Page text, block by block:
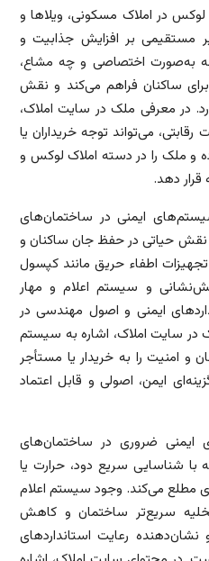
در املاک مسکونی، ویلاها و
بر افزایش جذابیت و
به‌صورت اختصاصی و چه مشاع،
ساکنان فراهم می‌کند و نقش
در معرفی ملک در سایت املاک،
می‌تواند توجه خریداران یا
و ملک را در دسته املاک لوکس و
دهد.
ایمنی در ساختمان‌های
حیاتی در حفظ جان ساکنان و
اطفاء حریق مانند کپسول
و سیستم اعلام و مهار
ایمنی و اصول مهندسی در
سایت املاک، اشاره به سیستم
و امنیت را به خریدار یا مستأجر
ایمن، اصولی و قابل اعتماد
ایمنی ضروری در ساختمان‌های
شناسایی سریع دود، حرارت یا
مطلع می‌کند. وجود سیستم اعلام
سریع‌تر ساختمان و کاهش
رعایت استانداردهای